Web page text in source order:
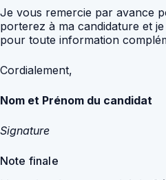
Je vous remercie par avance
porterez à ma candidature et
pour toute information
Cordialement,
Nom et Prénom du candidat
Signature
Note finale